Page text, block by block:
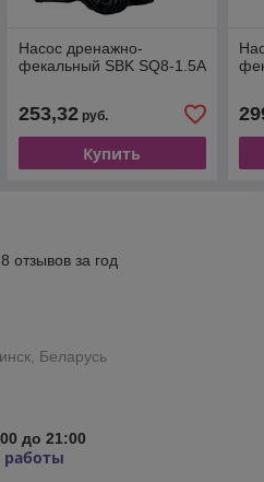
Насос дренажно-
фекальный SBK SQ8-1.5A
253,32руб.
Купить
отзывов за год
Беларусь
до 21:00
работы